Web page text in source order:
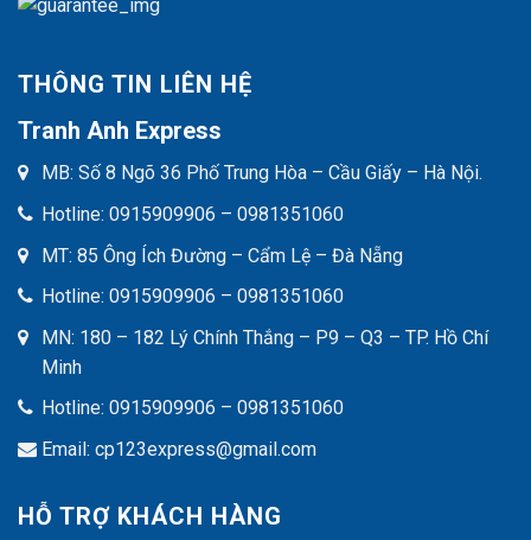
THÔNG TIN LIÊN HỆ
Tranh Anh Express
MB: Số 8 Ngõ 36 Phố Trung Hòa – Cầu Giấy – Hà Nội.
Hotline: 0915909906 – 0981351060
MT: 85 Ông Ích Đường – Cẩm Lệ – Đà Nẵng
Hotline: 0915909906 – 0981351060
MN: 180 – 182 Lý Chính Thắng – P9 – Q3 – TP. Hồ Chí
Minh
Hotline: 0915909906 – 0981351060
Email: cp123express@gmail.com
HỖ TRỢ KHÁCH HÀNG